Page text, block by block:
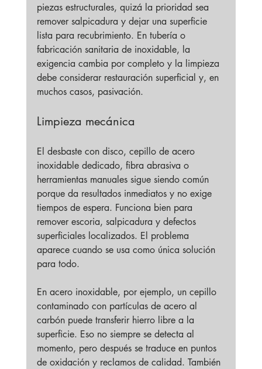
piezas estructurales, quizá la prioridad sea
remover salpicadura y dejar una superficie
lista para recubrimiento. En tubería o
fabricación sanitaria de inoxidable, la
exigencia cambia por completo y la limpieza
debe considerar restauración superficial y, en
muchos casos, pasivación.
Limpieza mecánica
El desbaste con disco, cepillo de acero
inoxidable dedicado, fibra abrasiva o
herramientas manuales sigue siendo común
porque da resultados inmediatos y no exige
tiempos de espera. Funciona bien para
remover escoria, salpicadura y defectos
superficiales localizados. El problema
aparece cuando se usa como única solución
para todo.
En acero inoxidable, por ejemplo, un cepillo
contaminado con partículas de acero al
carbón puede transferir hierro libre a la
superficie. Eso no siempre se detecta al
momento, pero después se traduce en puntos
de oxidación y reclamos de calidad. También